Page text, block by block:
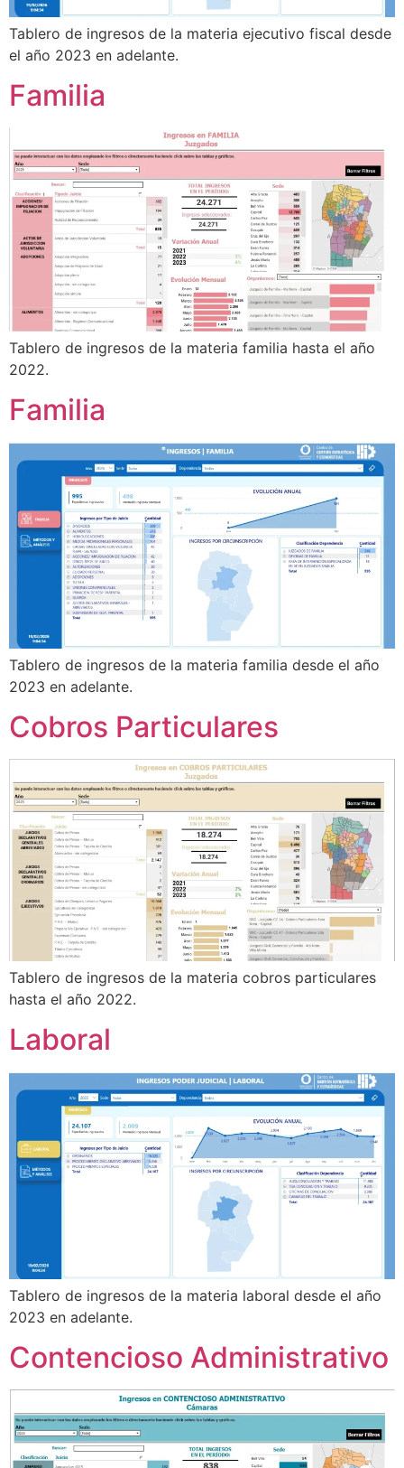
Tablero de ingresos de la materia ejecutivo fiscal desde
el año 2023 en adelante.
Familia
Tablero de ingresos de la materia familia hasta el año
2022.
Familia
Tablero de ingresos de la materia familia desde el año
2023 en adelante.
Cobros Particulares
Tablero de ingresos de la materia cobros particulares
hasta el año 2022.
Laboral
Tablero de ingresos de la materia laboral desde el año
2023 en adelante.
Contencioso Administrativo